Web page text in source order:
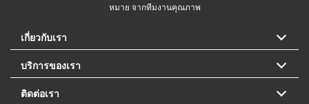
หมาย จากทีมงานคุณภาพ
เกี่ยวกับเรา
บริการของเรา
ติดต่อเรา